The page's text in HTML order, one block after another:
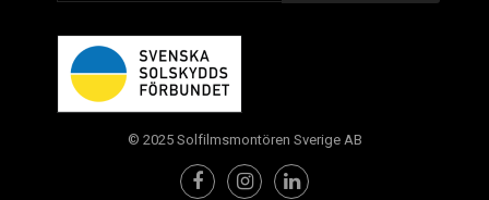
© 2025 Solfilmsmontören Sverige AB